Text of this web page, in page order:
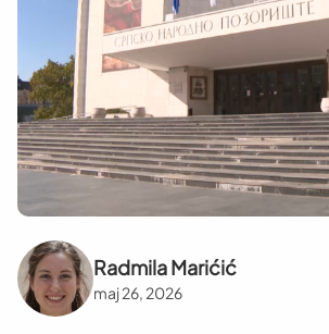
Radmila Marićić
maj 26, 2026